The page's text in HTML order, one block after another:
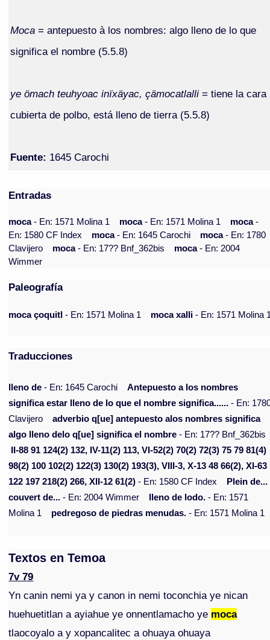
Moca = antepuesto à los nombres: algo lleno de lo que
significa el nombre (5.5.8)
ye ömach teuhyoac inïxäyac, çämocatlalli = tiene la cara
cubierta de polbo, está lleno de tierra (5.5.8)
Fuente: 1645 Carochi
Entradas
moca- En: 1571 Molina 1 moca- En: 1571 Molina 1 moca-
En: 1580 CF Index
moca- En: 1645 Carochi moca- En: 1780
Clavijero
moca- En: 17?? Bnf_362bis moca- En: 2004
Wimmer
Paleografía
moca çoquitl - En: 1571 Molina 1 moca xalli - En: 1571 Molina
Traducciones
lleno de - En: 1645 Carochi
Antepuesto a los nombres
significa estar lleno de lo que el nombre significa...... - En:
Clavijero
adverbio q[ue] antepuesto alos nombres significa
algo lleno delo q[ue] significa el nombre - En: 17?? Bnf_362bis
II-88 91 124(2) 132, IV-11(2) 113, VI-52(2) 70(2) 72(3) 75 79 81(4)
98(2) 100 102(2) 122(3) 130(2) 193(3), VIII-3, X-13 48 66(2), XI-63
122 197 218(2) 266, XII-12 61(2) - En: 1580 CF Index
Plein de...
couvert de... - En: 2004 Wimmer lleno de lodo. - En: 1571
Molina 1
pedregoso de piedras menudas. - En: 1571 Molina 1
Textos en Temoa
7v 79
Yn canin nemi ya y canon in nemi toconchia ye nican
huehuetitlan a ayiahue ye onnentlamacho ye moca
tlaocoyalo a y xopancalitec a ohuaya ohuaya